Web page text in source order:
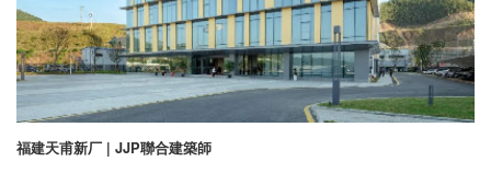
福建天甫新厂 | JJP聯合建築師